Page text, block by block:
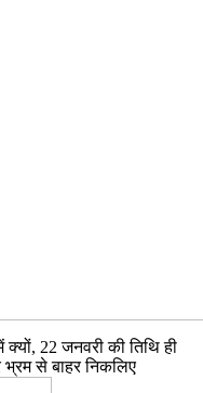
क्यों, 22 जनवरी की तिथि ही
भ्रम से बाहर निकलिए